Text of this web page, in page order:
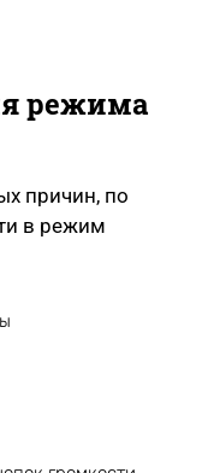
режима
причин, по
в режим